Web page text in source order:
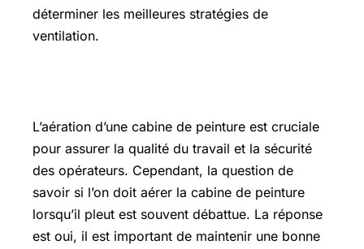
déterminer les meilleures stratégies de
ventilation.
L’aération d’une cabine de peinture est cruciale
pour assurer la qualité du travail et la sécurité
des opérateurs. Cependant, la question de
savoir si l’on doit aérer la cabine de peinture
lorsqu’il pleut est souvent débattue. La réponse
est oui, il est important de maintenir une bonne